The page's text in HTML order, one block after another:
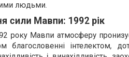
людьми.
сили Мавпи: 1992 рік
року Мавпи атмосферу
благословенні інтелектом,